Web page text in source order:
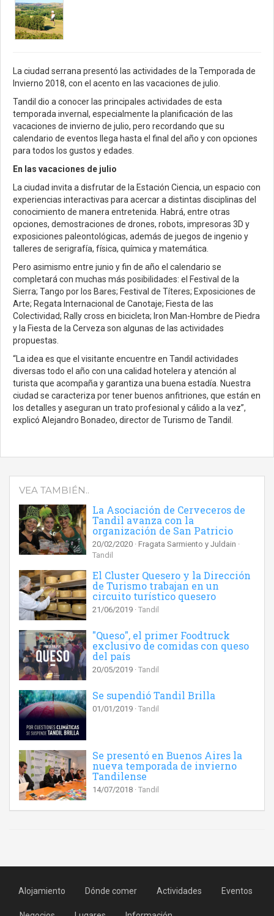
La ciudad serrana presentó las actividades de la Temporada de
Invierno 2018, con el acento en las vacaciones de julio.
Tandil dio a conocer las principales actividades de esta
temporada invernal, especialmente la planificación de las
vacaciones de invierno de julio, pero recordando que su
calendario de eventos llega hasta el final del año y con opciones
para todos los gustos y edades.
En las vacaciones de julio
La ciudad invita a disfrutar de la Estación Ciencia, un espacio con
experiencias interactivas para acercar a distintas disciplinas del
conocimiento de manera entretenida. Habrá, entre otras
opciones, demostraciones de drones, robots, impresoras 3D y
exposiciones paleontológicas, además de juegos de ingenio y
talleres de serigrafía, física, química y matemática.
Pero asimismo entre junio y fin de año el calendario se
completará con muchas más posibilidades: el Festival de la
Sierra; Tango por los Bares; Festival de Títeres; Exposiciones de
Arte; Regata Internacional de Canotaje; Fiesta de las
Colectividad; Rally cross en bicicleta; Iron Man-Hombre de Piedra
y la Fiesta de la Cerveza son algunas de las actividades
propuestas.
“La idea es que el visitante encuentre en Tandil actividades
diversas todo el año con una calidad hotelera y atención al
turista que acompaña y garantiza una buena estadía. Nuestra
ciudad se caracteriza por tener buenos anfitriones, que están en
los detalles y aseguran un trato profesional y cálido a la vez”,
explicó Alejandro Bonadeo, director de Turismo de Tandil.
VEA TAMBIÉN..
La Asociación de Cerveceros de
Tandil avanza con la
organización de San Patricio
20/02/2020 Fragata Sarmiento y Juldain
Tandil
El Cluster Quesero y la Dirección
de Turismo trabajan en un
circuito turístico quesero
21/06/2019 Tandil
"Queso", el primer Foodtruck
exclusivo de comidas con queso
del país
20/05/2019 Tandil
Se supendió Tandil Brilla
01/01/2019 Tandil
Se presentó en Buenos Aires la
nueva temporada de invierno
Tandilense
14/07/2018 Tandil
Alojamiento Dónde comer Actividades Eventos